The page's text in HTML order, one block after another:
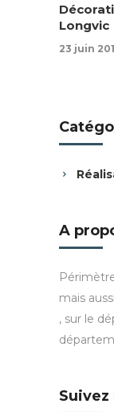
Longvic
23 juin
A
mais
, sur le
Suivez